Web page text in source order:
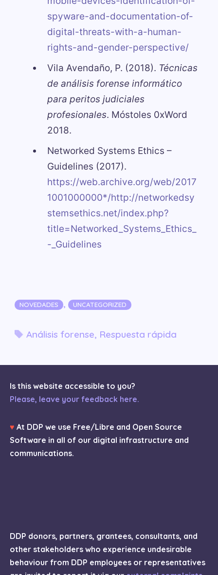
spyware-and-documentation-of-
digital-threats-with-a-human-
rights-and-gender-perspective/
Vila Avendaño, P. (2018). Técnicas
de análisis forense informático
para peritos judiciales
profesionales. Móstoles 0xWord
2018.
Networked Systems Ethics –
Guidelines (2017).
https://web.archive.org/web/2017
1001000000*/http://networkedsy
stemsethics.net/index.php?
title=Networked_Systems_Ethics_
-_Guidelines
Categorías
NOVEDADES , UNCATEGORIZED
Etiquetas
Análisis forense, Respuesta rápida
Is this website accessible to you?
Please, leave your feedback here.
♥ At DDP we use Free/Libre and Open Source
Software in all of our digital infrastructure and
communications.
DDP donors, partners, grantees, consultants, and
other stakeholders who experience undesirable
behaviour from DDP employees or representatives